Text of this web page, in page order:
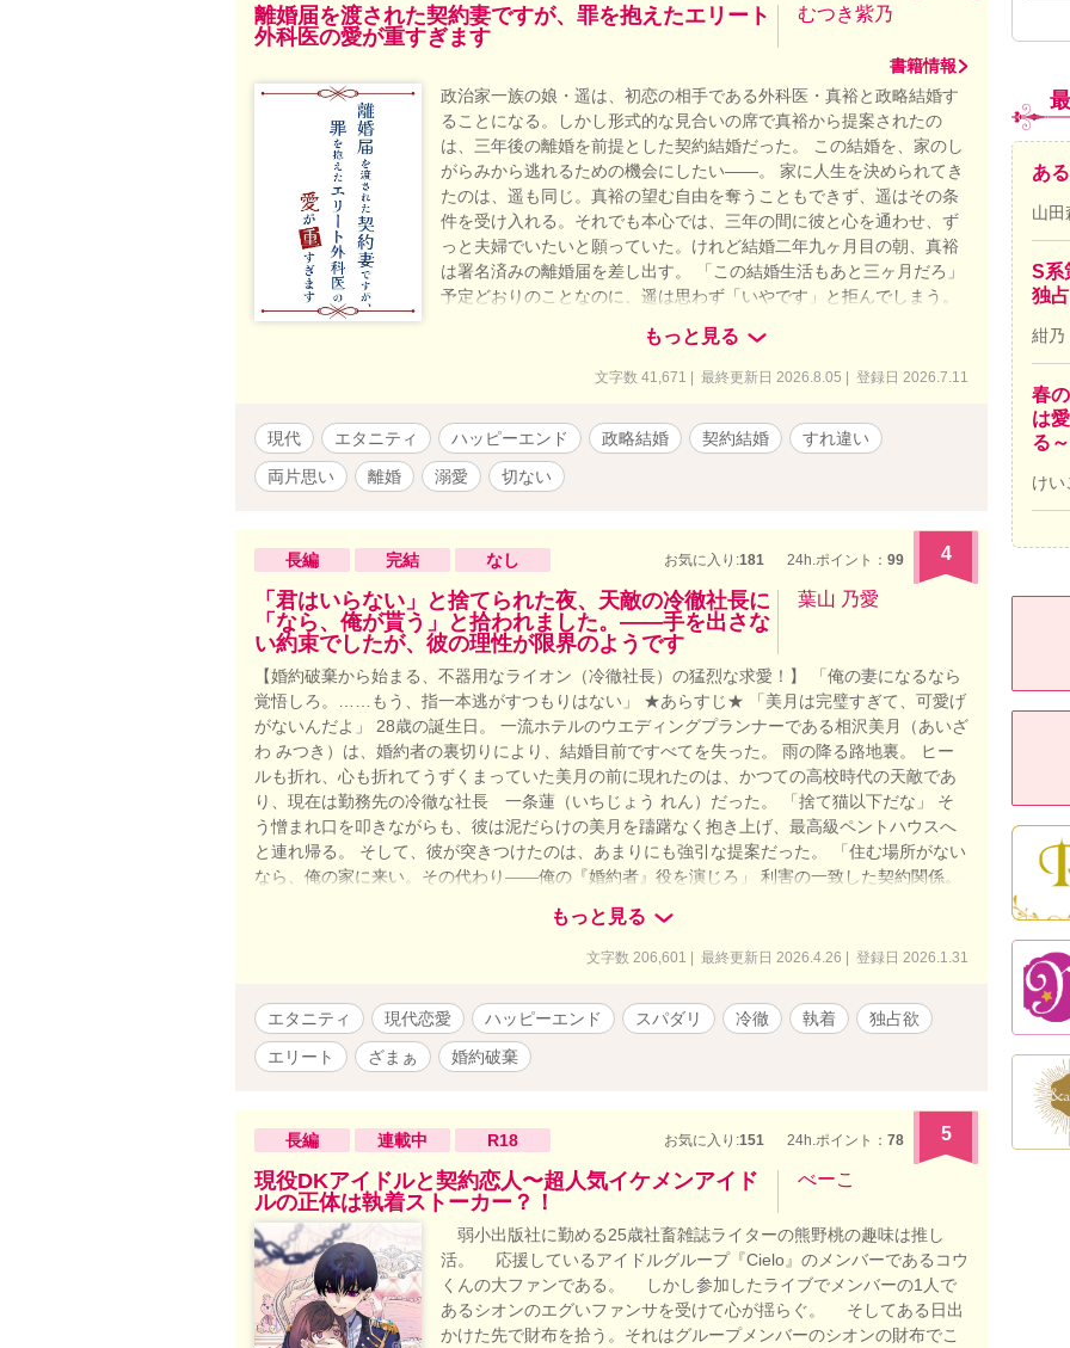
いたTL作品なので、キャラクターへの愛着が特に強く、 勿体ないのでR18シーンを中心に改稿
しこちらで連載→完結済み
離婚届を渡された契約妻ですが、罪を抱えたエリート
外科医の愛が重すぎます
むつき紫乃
書籍情報
政治家一族の娘・遥は、初恋の相手である外科医・真裕と政略結婚す
ることになる。しかし形式的な見合いの席で真裕から提案されたの
は、三年後の離婚を前提とした契約結婚だった。 この結婚を、家のし
がらみから逃れるための機会にしたい――。 家に人生を決められてき
たのは、遥も同じ。真裕の望む自由を奪うこともできず、遥はその条
件を受け入れる。それでも本心では、三年の間に彼と心を通わせ、ず
っと夫婦でいたいと願っていた。けれど結婚二年九ヶ月目の朝、真裕
は署名済みの離婚届を差し出す。 「この結婚生活もあと三ヶ月だろ」
予定どおりのことなのに、遥は思わず「いやです」と拒んでしまう。
はなぜか苦しげな葛藤が浮かんでいて――？ 離婚したくない妻と、罪
悪感から妻を手放そうとする夫。 三年契約の終わりから始まる、両片
が、アルファの連載が先行です
もっと見る
文字数 41,671 | 最終更新日 2026.8.05 | 登録日 2026.7.11
現代 エタニティ ハッピーエンド 政略結婚 契約結婚
すれ違い
両片思い
離婚 溺愛 切ない
長編 完結 なし お気に入り:181 24h.ポイント： 99 4
「君はいらない」と捨てられた夜、天敵の冷徹社長に
「なら、俺が貰う」と拾われました。――手を出さな
い約束でしたが、彼の理性が限界のようです
葉山 乃愛
【婚約破棄から始まる、不器用なライオン（冷徹社長）の猛烈な求愛！】 「俺の妻になるなら
覚悟しろ。……もう、指一本逃がすつもりはない」 ★あらすじ★ 「美月は完璧すぎて、可愛げ
がないんだよ」 28歳の誕生日。 一流ホテルのウエディングプランナーである相沢美月（あいざ
わ みつき）は、婚約者の裏切りにより、結婚目前ですべてを失った。 雨の降る路地裏。 ヒー
ルも折れ、心も折れてうずくまっていた美月の前に現れたのは、かつての高校時代の天敵であ
り、現在は勤務先の冷徹な社長 一条蓮（いちじょう れん）だった。 「捨て猫以下だな」 そ
う憎まれ口を叩きながらも、彼は泥だらけの美月を躊躇なく抱き上げ、最高級ペントハウスへ
と連れ帰る。 そして、彼が突きつけたのは、あまりにも強引な提案だった。 「住む場所がない
なら、俺の家に来い。その代わり――俺の『婚約者』役を演じろ」 利害の一致した契約関係。
のに。 「髪、濡れたままだと風邪を引く」 「あんな男のために泣くな。顔が台無しだ」 同居
生活で見えてきたのは、冷徹な仮面の下に隠された、不器用すぎるほどの優しさと独占欲。 美
れるな」と徹底的に排除する。 天敵だったはずの彼に守られ、凍っていた美月の心は次第に溶
かされていく。 しかし、ある雷雨の夜。 美月が不用意に彼に触れた瞬間、一条の理性のタガが
外れてしまい――。 「……手を出さない約束？ 撤回だ」 「そんな無防備な顔で見つめて、何
もしないでいられるほど、俺は聖人君子じゃない」 10年越しの片思いをこじらせたハイスペッ
愛）に変わるまで。 元婚約者への痛快な「ざまぁ」も収録した、極上の大人のシンデレラスト
ーリー！ 【登場人物】 ◆相沢 美月（28） ホテルの敏腕ウエディングプランナー。真面目でお
人好しな性格が災いし、「つまらない女」と婚約破棄される。実は家事万能で、酔うと少しだ
け甘えん坊になる（本人は無自覚）。 ◆一条 蓮（28） ホテルグループの社長。美貌と才覚を
併せ持つが、他人に興味を示さないため「氷の貴公子」と呼ばれる。実は高校時代から美月を
一途に想い続けており、彼女のこととなると冷静さを失う。
もっと見る
文字数 206,601 | 最終更新日 2026.4.26 | 登録日 2026.1.31
エタニティ 現代恋愛 ハッピーエンド スパダリ 冷徹 執着
独占欲
エリート
ざまぁ 婚約破棄
長編 連載中 R18 お気に入り:151 24h.ポイント： 78 5
現役DKアイドルと契約恋人〜超人気イケメンアイド
ルの正体は執着ストーカー？！
べーこ
弱小出版社に勤める25歳社畜雑誌ライターの熊野桃の趣味は推し
活。 応援しているアイドルグループ『Cielo』のメンバーであるコウ
くんの大ファンである。 しかし参加したライブでメンバーの1人で
あるシオンのエグいファンサを受けて心が揺らぐ。 そしてある日出
かけた先で財布を拾う。それはグループメンバーのシオンの財布でこ
あ
山田
S系
独
紺乃
春
は
る～
けい